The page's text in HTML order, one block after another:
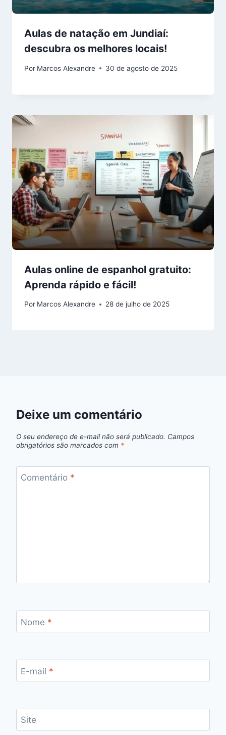
Aulas de natação em Jundiaí:
descubra os melhores locais!
Por Marcos Alexandre 30 de agosto de 2025
Aulas online de espanhol gratuito:
Aprenda rápido e fácil!
Por Marcos Alexandre 28 de julho de 2025
Deixe um comentário
O seu endereço de e-mail não será publicado. Campos
obrigatórios são marcados com *
Comentário *
Nome *
E-mail *
Site